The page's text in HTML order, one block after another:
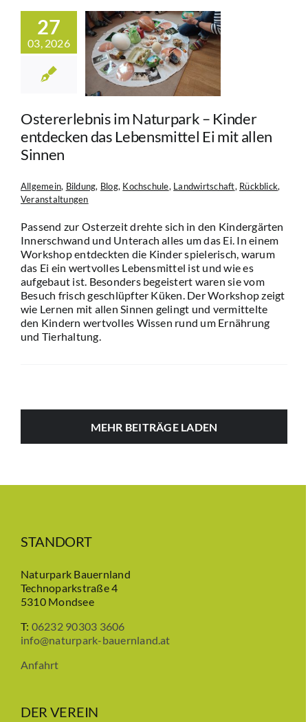
27
03, 2026
im
–
entdecken
Sinnen
Rückblick
Ostererlebnis im Naturpark – Kinder
entdecken das Lebensmittel Ei mit allen
Sinnen
Allgemein, Bildung, Blog, Kochschule, Landwirtschaft, Rückblick,
Veranstaltungen
Passend zur Osterzeit drehte sich in den Kindergärten
Innerschwand und Unterach alles um das Ei. In einem
Workshop entdeckten die Kinder spielerisch, warum
das Ei ein wertvolles Lebensmittel ist und wie es
aufgebaut ist. Besonders begeistert waren sie vom
Besuch frisch geschlüpfter Küken. Der Workshop zeigt
wie Lernen mit allen Sinnen gelingt und vermittelte
den Kindern wertvolles Wissen rund um Ernährung
und Tierhaltung.
MEHR BEITRÄGE LADEN
STANDORT
Naturpark Bauernland
Technoparkstraße 4
5310 Mondsee
T: 06232 90303 3606
info@naturpark-bauernland.at
Anfahrt
DER VEREIN